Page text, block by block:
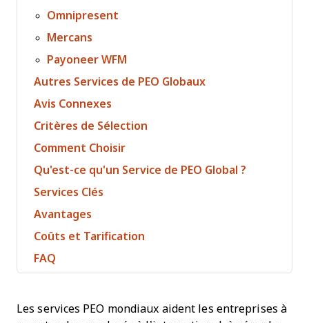
Omnipresent
Mercans
Payoneer WFM
Autres Services de PEO Globaux
Avis Connexes
Critères de Sélection
Comment Choisir
Qu'est-ce qu'un Service de PEO Global ?
Services Clés
Avantages
Coûts et Tarification
FAQ
Les services PEO mondiaux aident les entreprises à